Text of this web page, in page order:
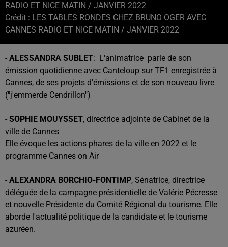
RADIO ET NICE MATIN / JANVIER 2022
Crédit : LES TABLES RONDES CHEZ BRUNO OGER AVEC
CANNES RADIO ET NICE MATIN / JANVIER 2022
- ALESSANDRA SUBLET: L'animatrice parle de son
émission quotidienne avec Canteloup sur TF1 enregistrée à
Cannes, de ses projets d'émissions et de son nouveau livre
("j'emmerde Cendrillon")
- SOPHIE MOUYSSET, directrice adjointe de Cabinet de la
ville de Cannes
Elle évoque les actions phares de la ville en 2022 et le
programme Cannes on Air
- ALEXANDRA BORCHIO-FONTIMP, Sénatrice, directrice
déléguée de la campagne présidentielle de Valérie Pécresse
et nouvelle Présidente du Comité Régional du tourisme. Elle
aborde l'actualité politique de la candidate et le tourisme
azuréen.